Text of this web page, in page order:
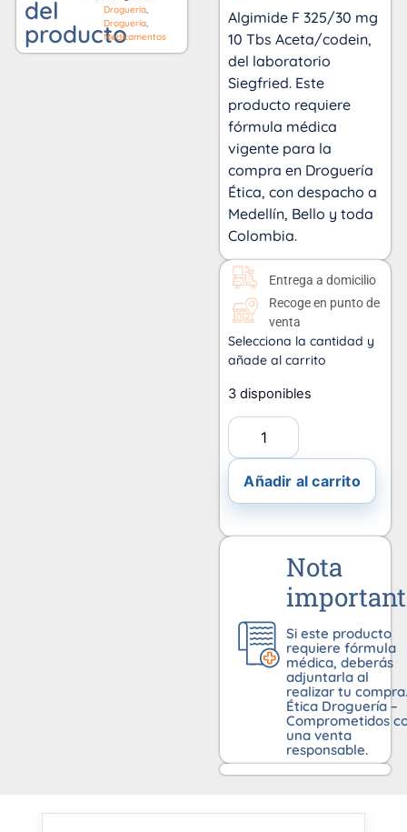
del
producto
Droguería
Droguería
Medicamentos
Algimide F 325/30 mg
10 Tbs Aceta/codein,
del laboratorio
Siegfried. Este
producto requiere
fórmula médica
vigente para la
compra en Droguería
Ética, con despacho a
Medellín, Bello y toda
Colombia.
Entrega a domicilio
Recoge en punto de
venta
Selecciona la cantidad y
añade al carrito
3 disponibles
Añadir al carrito
Nota
Si este producto
requiere fórmula
médica, deberás
adjuntarla al
realizar tu compra.
Ética Droguería –
Comprometidos
una venta
responsable.